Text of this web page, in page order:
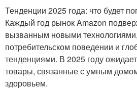
Тенденции 2025 года: что будет
Каждый год рынок Amazon
вызванным новыми
потребительском поведении и
тенденциями. В 2025 году
товары, связанные с умным
здоровьем.